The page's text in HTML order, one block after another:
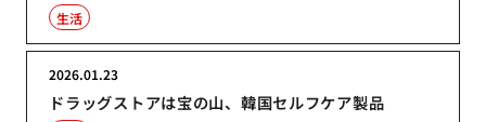
生活
ドラッグストアは宝の山、韓国セルフケア製品
2026.01.23